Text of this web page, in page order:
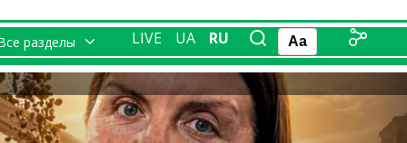
разделы LIVE UA RU Aa